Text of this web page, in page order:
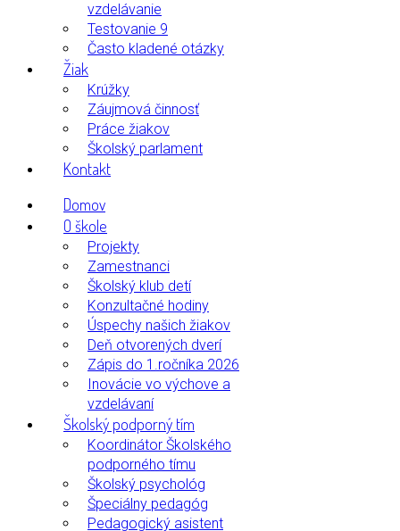
vzdelávanie
Testovanie 9
Často kladené otázky
Žiak
Krúžky
Záujmová činnosť
Práce žiakov
Školský parlament
Kontakt
Domov
O škole
Projekty
Zamestnanci
Školský klub detí
Konzultačné hodiny
Úspechy našich žiakov
Deň otvorených dverí
Zápis do 1.ročníka 2026
Inovácie vo výchove a
vzdelávaní
Školský podporný tím
Koordinátor Školského
podporného tímu
Školský psychológ
Špeciálny pedagóg
Pedagogický asistent